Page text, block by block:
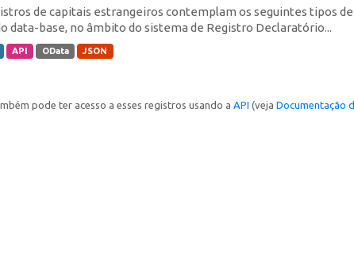
de capitais estrangeiros contemplam os seguintes tipos
data-base, no âmbito do sistema de Registro Declaratório...
API OData JSON
pode ter acesso a esses registros usando a API (veja Documentação